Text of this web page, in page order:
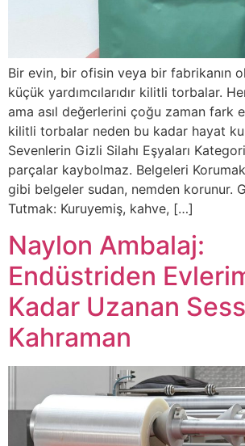
Bir evin, bir ofisin veya bir fabrikanın
küçük yardımcılarıdır kilitli torbalar.
ama asıl değerlerini çoğu zaman fark
kilitli torbalar neden bu kadar hayat
Sevenlerin Gizli Silahı Eşyaları
parçalar kaybolmaz. Belgeleri
gibi belgeler sudan, nemden korunur.
Tutmak: Kuruyemiş, kahve, […]
Naylon Ambalaj:
Endüstriden
Kadar Uzanan
Kahraman